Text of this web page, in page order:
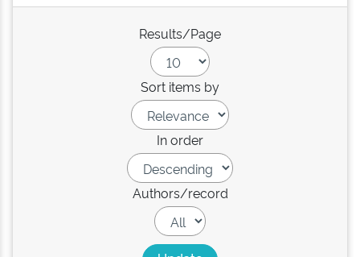
Results/Page
Sort items by
In order
Authors/record